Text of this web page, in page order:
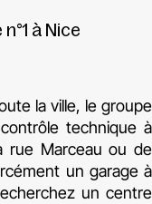
à Nice
la ville, le groupe
technique à
rue Marceau ou de
un garage à
un centre